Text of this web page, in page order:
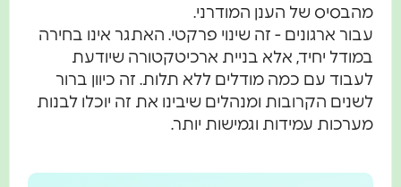
מהבסיס של הענן המודרני.
עבור ארגונים - זה שינוי פרקטי. האתגר אינו בחירה
במודל יחיד, אלא בניית ארכיטקטורה שיודעת
לעבוד עם כמה מודלים ללא תלות. זה כיוון ברור
לשנים הקרובות ומנהלים שיבינו את זה יוכלו לבנות
מערכות עמידות וגמישות יותר.